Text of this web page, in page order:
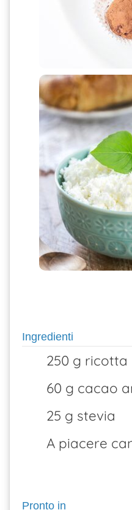
Ingredienti
250 g
60 g cacao
25 g stevia
A piacere
Pronto in